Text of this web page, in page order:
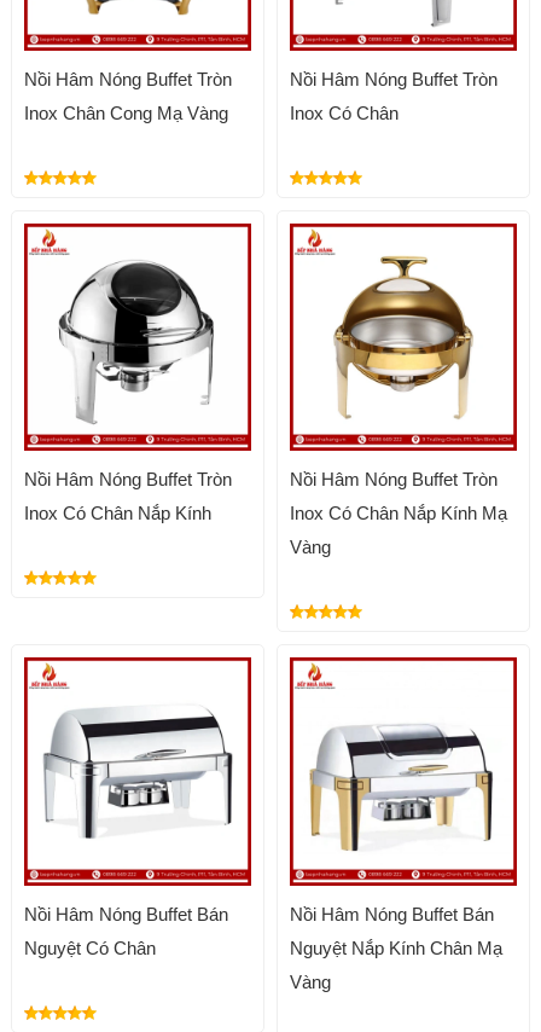
Nồi Hâm Nóng Buffet Tròn
Inox Chân Cong Mạ Vàng
Nồi Hâm Nóng Buffet Tròn
Inox Có Chân
Nồi Hâm Nóng Buffet Tròn
Inox Có Chân Nắp Kính
Nồi Hâm Nóng Buffet Tròn
Inox Có Chân Nắp Kính Mạ
Vàng
Nồi Hâm Nóng Buffet Bán
Nguyệt Có Chân
Nồi Hâm Nóng Buffet Bán
Nguyệt Nắp Kính Chân Mạ
Vàng